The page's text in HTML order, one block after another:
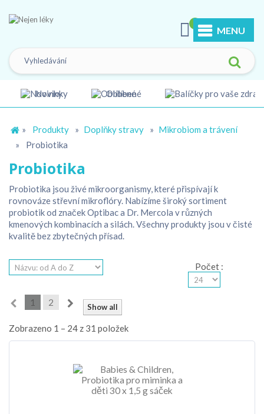
Novinky Oblíbené
MENU
» Produkty » Doplňky stravy » Mikrobiom a trávení
»
Probiotika
Probiotika
Probiotika jsou živé mikroorganismy, které přispívají k
rovnováze střevní mikroflóry. Nabízíme široký sortiment
probiotik od značek Optibac a Dr. Mercola v různých
kmenových kombinacích a silách. Všechny produkty jsou v čisté
kvalitě bez zbytečných přísad.
Počet :
Show all
1 2
Zobrazeno 1 – 24 z 31 položek